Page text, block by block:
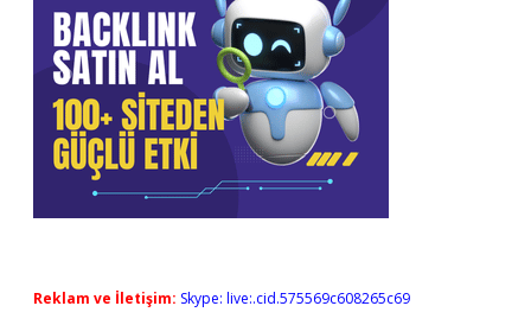
Reklam ve İletişim: Skype: live:.cid.575569c608265c69